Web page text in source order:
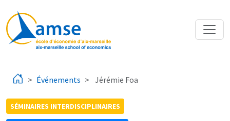
Événements Jérémie Foa
SÉMINAIRES INTERDISCIPLINAIRES